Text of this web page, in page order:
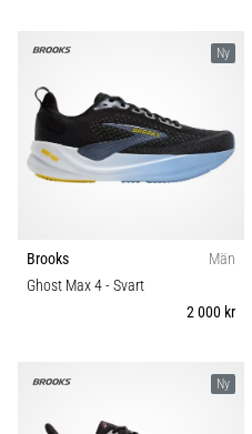
Ny
Brooks
Män
Ghost Max 4- Svart
2 000 kr
Ny